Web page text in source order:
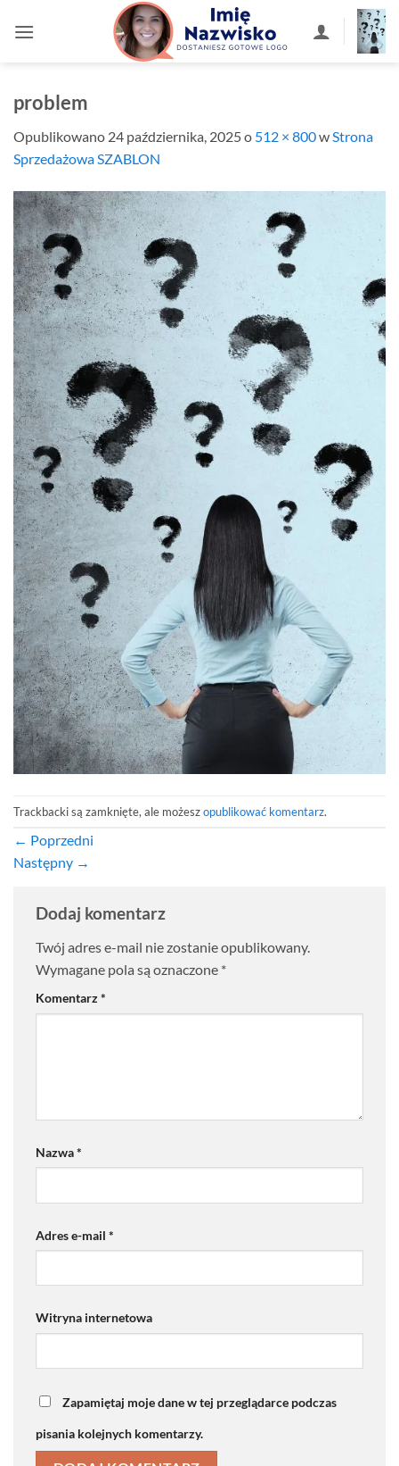
problem
Opublikowano 24 października, 2025o 512 × 800wStrona
Sprzedażowa SZABLON
Trackbacki są zamknięte, ale możeszopublikować komentarz.
← Poprzedni
Następny →
Dodaj komentarz
Twój adres e-mail nie zostanie opublikowany.
Wymagane pola są oznaczone *
Komentarz*
Nazwa*
Adres e-mail *
Witryna internetowa
Zapamiętaj moje dane w tej przeglądarce podczas
pisania kolejnych komentarzy.